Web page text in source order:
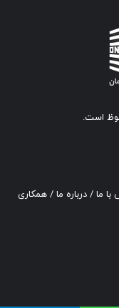
است.
با ما / درباره ما / همکاری